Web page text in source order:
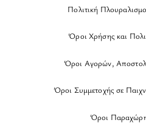
Πολιτική
Όροι Χρήσης και
Όροι Αγορών,
Όροι Συμμετοχής σε
Όροι